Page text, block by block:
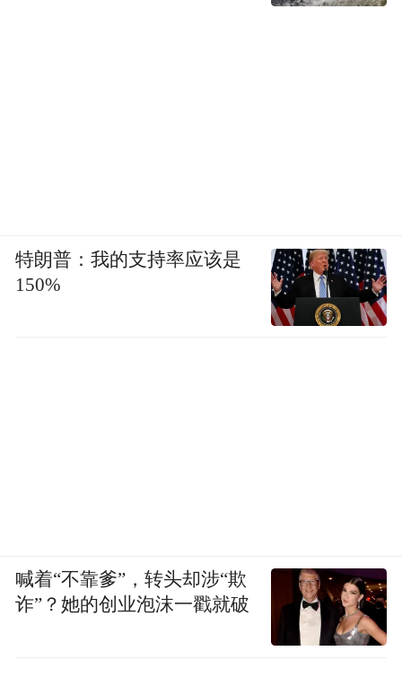
特朗普：我的支持率应该是
150%
喊着“不靠爹”，转头却涉“欺
诈”？她的创业泡沫一戳就破